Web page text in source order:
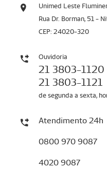
Unimed Leste
Rua Dr. Borman, 51 -
CEP: 24020-320
Ouvidoria
21 3803-1120
21 3803-1121
de segunda a sexta,
Atendimento 24h
0800 970 9087
4020 9087